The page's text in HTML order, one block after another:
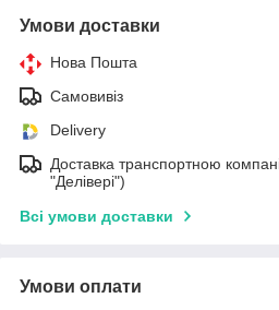
Умови доставки
Нова Пошта
Самовивіз
Delivery
Доставка транспортною
"Делівері")
Всі умови доставки
Умови оплати